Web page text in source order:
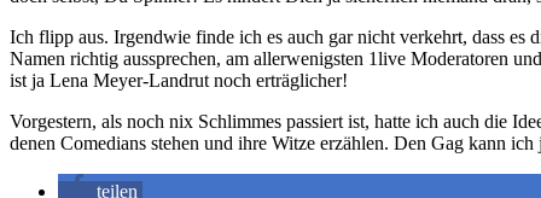
Ich flipp aus. Irgendwie finde ich es auch gar nicht verkehrt, dass es
Namen richtig aussprechen, am allerwenigsten 1live Moderatoren
ist ja Lena Meyer-Landrut noch erträglicher!
Vorgestern, als noch nix Schlimmes passiert ist, hatte ich auch die
denen Comedians stehen und ihre Witze erzählen. Den Gag kann ich
teilen